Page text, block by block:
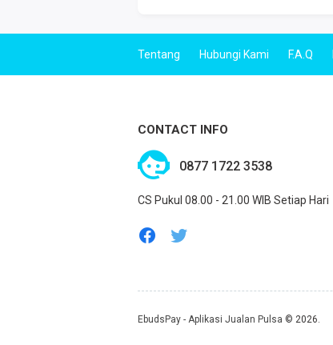
Tentang Hubungi Kami F.A.Q
CONTACT INFO
0877 1722 3538
CS Pukul 08.00 - 21.00 WIB Setiap Hari
EbudsPay - Aplikasi Jualan Pulsa © 2026.